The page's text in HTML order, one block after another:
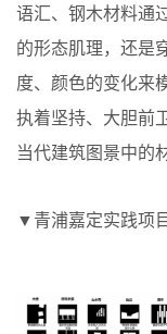
语汇、钢木材料通
的形态肌理，还是
度、颜色的变化来
执着坚持、大胆前
当代建筑图景中的
▼青浦嘉定实践项